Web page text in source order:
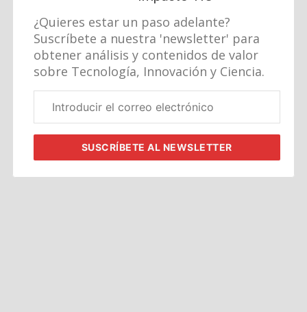
¿Quieres estar un paso adelante?
Suscríbete a nuestra 'newsletter' para
obtener análisis y contenidos de valor
sobre Tecnología, Innovación y Ciencia.
electrónico
SUSCRÍBETEAL NEWSLETTER